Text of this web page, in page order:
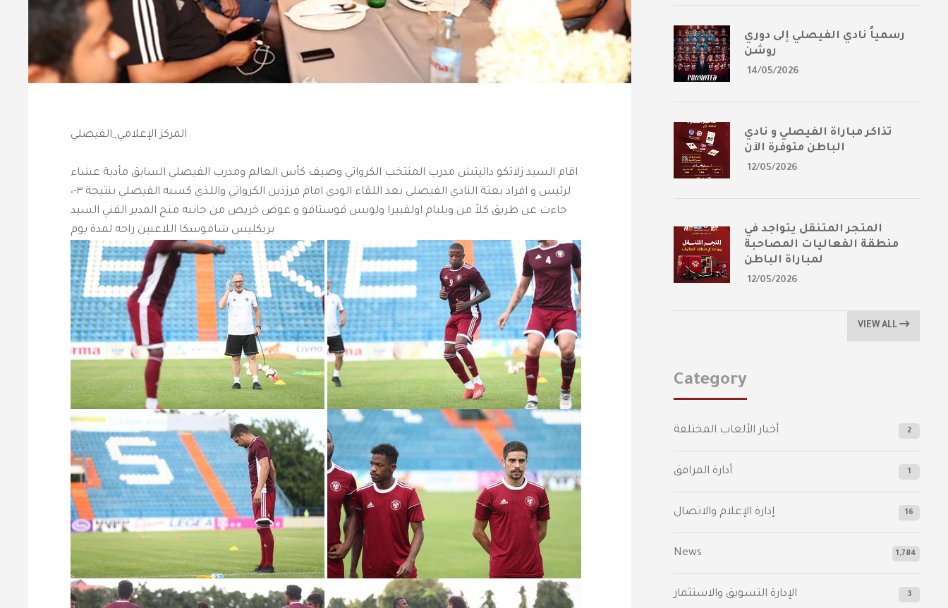
المركز الإعلامي_الفيصلي
اقام السيد زلاتكو داليتش مدرب المنتخب الكرواتي وصيف كأس العالم ومدرب الفيصلي السابق مأدبة عشاء
لرئيس و افراد بعثة النادي الفيصلي بعد اللقاء الودي امام فرزدين الكرواتي واللذي كسبه الفيصلي بنتيجة ٣-٠
جاءت عن طريق كلاً من ويليام اولفييرا ولويس قوستافو و عوض خريص من جانبه منح المدير الفني السيد
بريكليس شاموسكا اللاعبين راحه لمدة يوم
رسمياً نادي الفيصلي إلى دوري
روشن
14/05/2026
تذاكر مباراة الفيصلي و نادي
الباطن متوفرة الآن
12/05/2026
المتجر المتنقل يتواجد في
منطقة الفعاليات المصاحبة
لمباراة الباطن
12/05/2026
VIEW ALL
Category
أخبار الألعاب المختلفة 2
أدارة المرافق 1
إدارة الإعلام والاتصال 16
News 1,784
الإدارة التسويق والاستثمار 3